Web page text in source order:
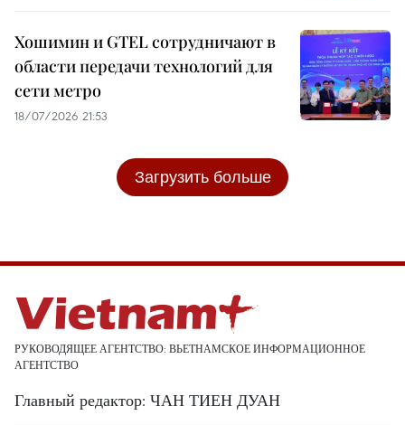
Хошимин и GTEL сотрудничают в
области передачи технологий для
сети метро
18/07/2026 21:53
Загрузить больше
РУКОВОДЯЩЕЕ АГЕНТСТВО: ВЬЕТНАМСКОЕ ИНФОРМАЦИОННОЕ
АГЕНТСТВО
Главный редактор: ЧАН ТИЕН ДУАН